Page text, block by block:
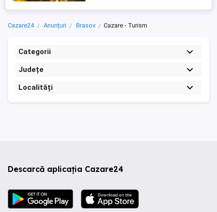
Cazare24 Anunțuri Brasov Cazare - Turism
Categorii
Județe
Localități
Descarcă aplicația Cazare24